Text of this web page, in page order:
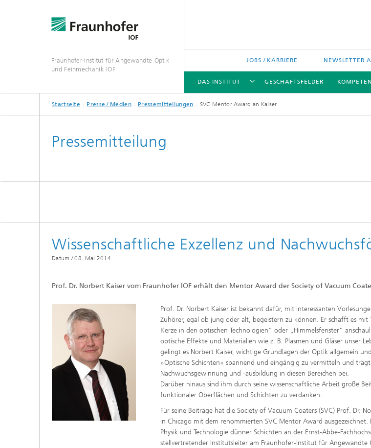
Fraunhofer-Institut für Angewandte Optik
und Feinmechanik IOF
JOBS / KARRIERE NEWSLETTER
DAS INSTITUT
DAS INSTITUT
GESCHÄFTSFELDER
KOMPETENZEN
VERANSTALTUNGEN
PUBLIKATIONEN
Startseite Presse / Medien Pressemitteilungen SVC Mentor Award an Kaiser
Pressemitteilung
Wissenschaftliche Exzellenz und
Datum / 08. Mai 2014
Prof. Dr. Norbert Kaiser vom Fraunhofer IOF erhält den Mentor Award der Society of Vacuum
Prof. Dr. Norbert Kaiser ist bekannt dafür, mit interessanten
Zuhörer, egal ob jung oder alt, begeistern zu können. Er schafft es mit
Kerze in den optischen Technologien“ oder „Himmelsfenster“
optische Effekte und Materialien wie z. B. Plasmen und Gläser unser
gelingt es Norbert Kaiser, wichtige Grundlagen der Optik allgemein
»Optische Schichten« spannend und eingängig zu vermitteln und
Nachwuchsgewinnung und -ausbildung in diesen Bereichen bei.
Darüber hinaus sind ihm durch seine wissenschaftliche Arbeit große
funktionaler Oberflächen und Schichten zu verdanken.
Für seine Beiträge hat die Society of Vacuum Coaters (SVC) Prof. Dr.
in Chicago mit dem renommierten SVC Mentor Award ausgezeichnet.
Physik und Technologie dünner Schichten an der Ernst-Abbe-
stellvertretender Institutsleiter am Fraunhofer-Institut für Angewandte